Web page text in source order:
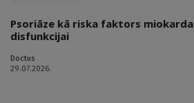
Psoriāze kā riska faktors miokarda
disfunkcijai
Doctus
29.07.2026.